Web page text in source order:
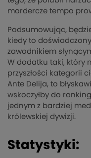
mordercze tempo
Podsumowując,
kiedy to
zawodnikiem
W dodatku taki, który
przyszłości kategorii
Ante Delija, to
wskoczyłby do
jednym z bardziej
królewskiej dywizji.
Statystyki: